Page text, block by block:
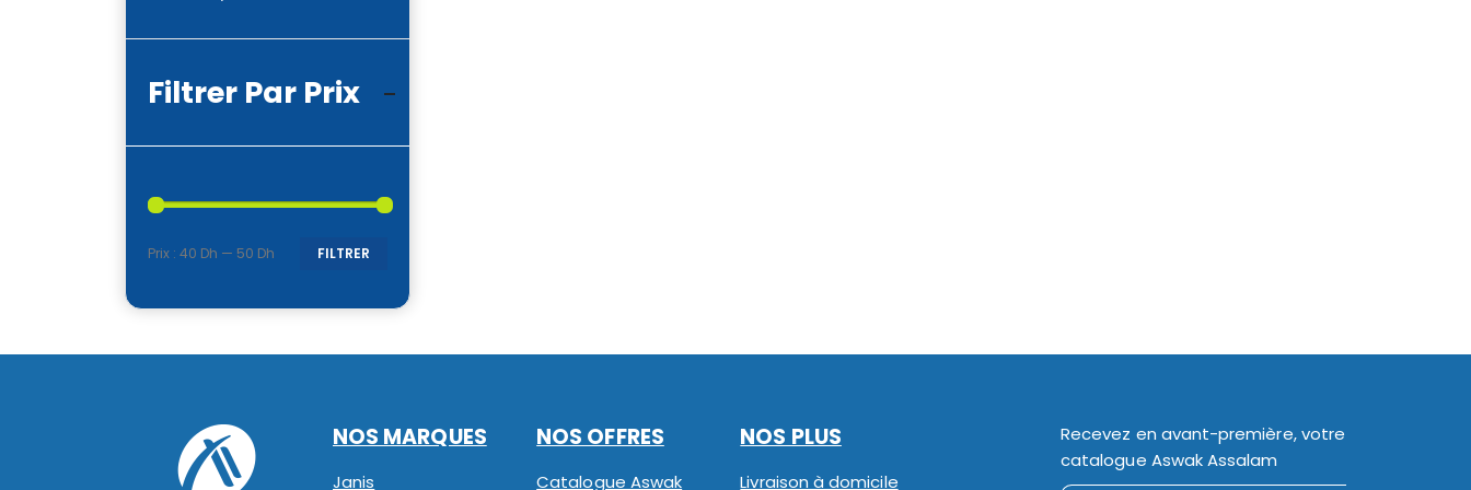
Filtrer Par Prix
FILTRER
Prix : 40 Dh — 50 Dh
NOS MARQUES
Janis
NOS OFFRES
Catalogue Aswak
NOS PLUS
Livraison à domicile
Recevez en avant-première, votre
catalogue Aswak Assalam